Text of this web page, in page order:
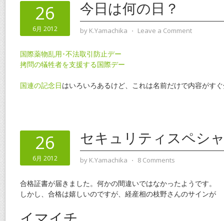
26
6月 2012
今日は何の日？
by K.Yamachika ⋅ Leave a Comment
国際薬物乱用･不法取引防止デー
拷問の犠牲者を支援する国際デー
国連の記念日はいろいろあるけど、これは名前だけで内容がす
26
6月 2012
セキュリティスペシ
by K.Yamachika ⋅ 8 Comments
合格証書が届きました。何かの間違いではなかったようです。
しかし、合格は嬉しいのですが、経産相の枝野さんのサインが